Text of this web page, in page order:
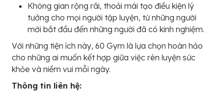
Không gian rộng rãi, thoải mái tạo điều kiện lý
tưởng cho mọi người tập luyện, từ những người
mới bắt đầu đến những người đã có kinh nghiệm.
Với những tiện ích này, 60 Gym là lựa chọn hoàn hảo
cho những ai muốn kết hợp giữa việc rèn luyện sức
khỏe và niềm vui mỗi ngày.
Thông tin liên hệ: